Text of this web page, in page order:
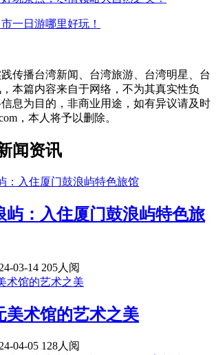
一日游哪里好玩！
传播台湾新闻、台湾旅游、台湾明星、台
本篇内容来自于网络，不为其真实性负
息为目的，非商业用途，如有异议请及时
，本人将予以删除。
闻资讯
屿：入住厦门鼓浪屿特色旅
03-14 205人阅
美术馆的艺术之美
04-05 128人阅